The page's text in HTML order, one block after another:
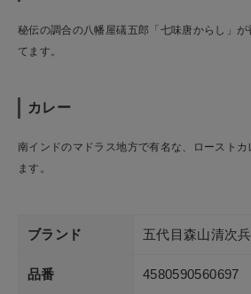
秘伝の調合の八幡屋礒五郎「七味唐からし」
てます。
カレー
南インドのマドラス地方で有名な、ロースト
ます。
ブランド 五代目森山清次
品番 4580590560697